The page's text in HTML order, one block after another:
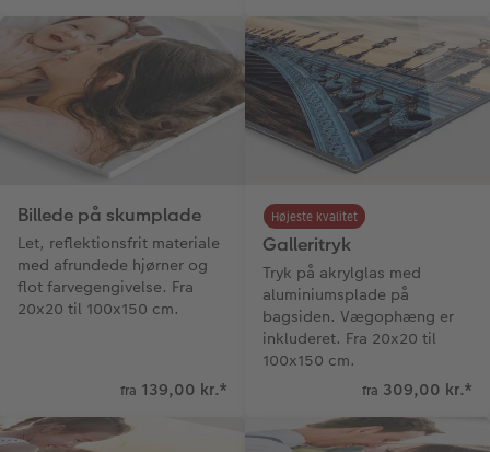
Billede på skumplade
Let, reflektionsfrit materiale
med afrundede hjørner og
flot farvegengivelse. Fra
20x20 til 100x150 cm.
fra 139,00 kr.*
Galleritryk
Tryk på akrylglas med
aluminiumsplade på
bagsiden. Vægophæng er
inkluderet. Fra 20x20 til
100x150 cm.
Højeste kvalitet
fra 309,00 kr.*